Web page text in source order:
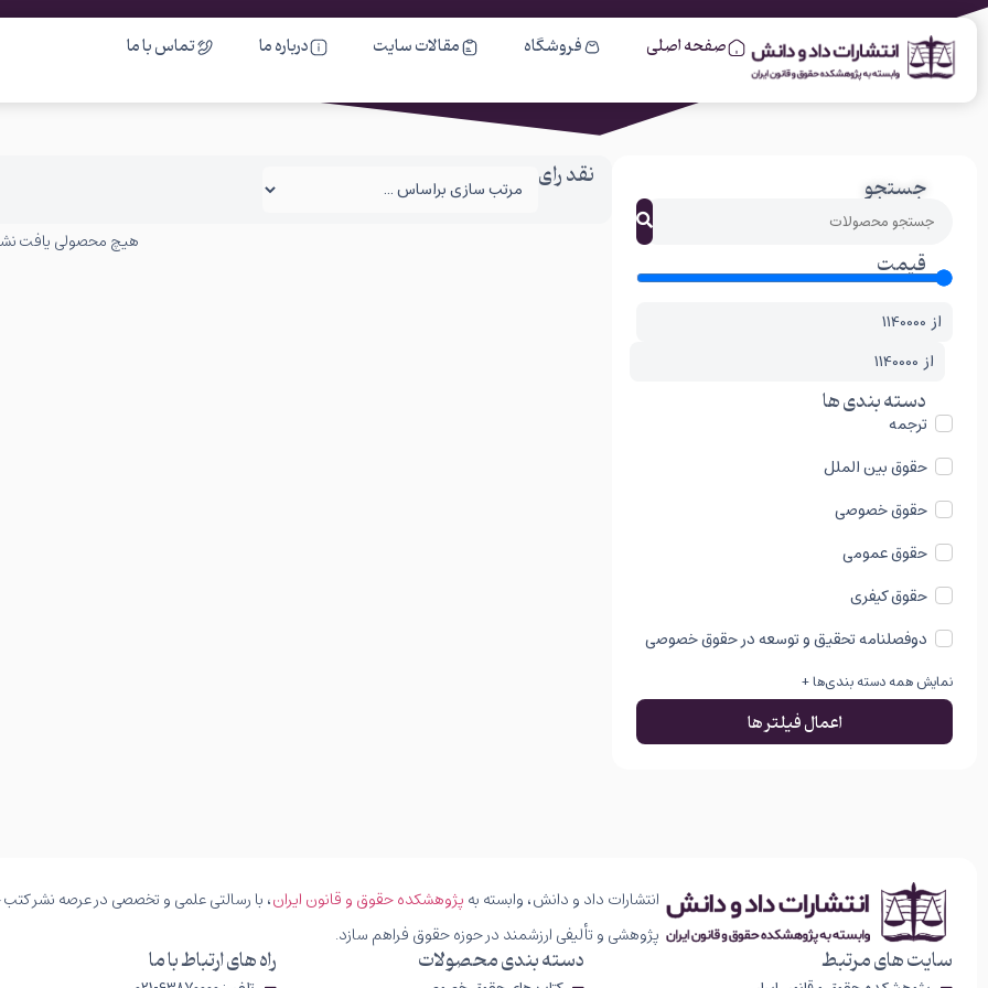
صفحه اصلی فروشگاه مقالات سایت درباره ما تماس با ما
جستجو
قیمت
از
از
دسته بندی ها
ترجمه
حقوق بین الملل
حقوق خصوصی
حقوق عمومی
حقوق کیفری
دوفصلنامه تحقیق و توسعه در حقوق خصوصی
نمایش همه دسته بندی‌ها +
اعمال فیلتر ها
نقد رای
هیچ محصولی یافت
انتشارات داد و دانش، وابسته بهپژوهشکده حقوق و قانون ایران، با رسالتی علمی و تخصصی در عرصه نشر
پژوهشی و تألیفی ارزشمند در حوزه حقوق فراهم سازد.
سایت های مرتبط دسته بندی محصولات راه های ارتباط با ما